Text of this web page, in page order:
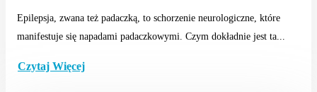
Epilepsja, zwana też padaczką, to schorzenie neurologiczne, które
manifestuje się napadami padaczkowymi. Czym dokładnie jest ta...
Czytaj Więcej